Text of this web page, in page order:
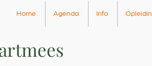
Home Agenda Info